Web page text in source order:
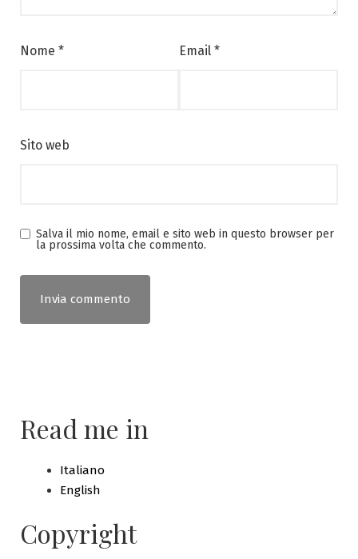
Nome * Email *
Sito web
Salva il mio nome, email e sito web in questo browser per
la prossima volta che commento.
Read me in
Italiano
English
Copyright